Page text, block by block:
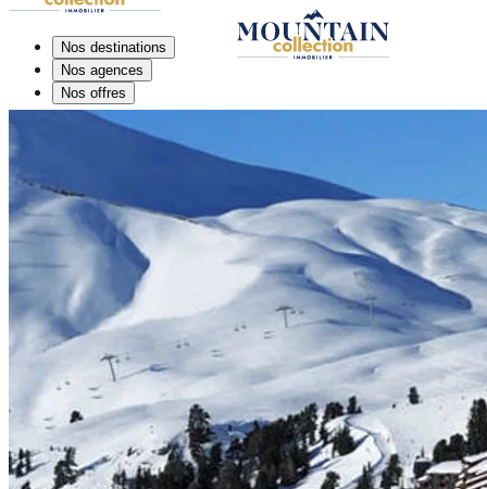
Nos destinations
Nos agences
Nos offres